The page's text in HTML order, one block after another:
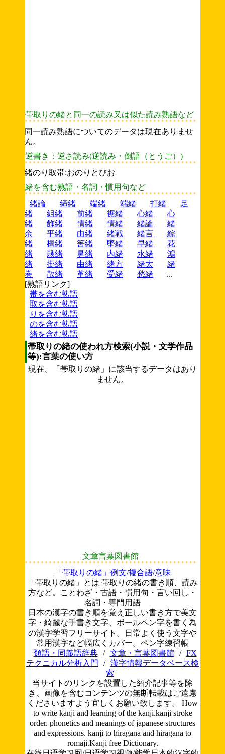
帯取りの緒と同一の読み又は似た読み熟語など
同一読み熟語についてのデータは現在ありませ
ん。
逆書き：逆さ読み(逆読み・倒語（とうご）)
緒のり取帯:おのりとびお
緒を含む熟語・名詞・慣用句など
緒論
締緒 端緒 端緒 打緒
足
緒
組緒 前緒 裾緒 心緒
心
緒
飾緒 情緒 情緒 緒論
緒
余
平緒 由緒 緒戦 緒言
綜
緒
楫緒 筈緒 墜緒 早緒
花
緒
懸緒 鼻緒 内緒 水緒
鴻
緒
掛緒 由緒 緒方 緒太
緒
巻
散緒 革緒 受緒 愁緒
...
[熟語リンク]
帯を含む熟語
取を含む熟語
りを含む熟語
のを含む熟語
緒を含む熟語
帯取りの緒の使われ方検索(小説・文学作品
等):言葉の使い方
現在、「帯取りの緒」に該当するデータはあり
ません。
文章言葉図書館
「帯取りの緒」例文/複合語/意味
「帯取りの緒」とは 帯取りの緒の書き順、読み
方など。ことわざ・古語・慣用句・言い回し・
名詞・専門用語
日本の漢字の書き順を覚え正しい書き方で美文
字・綺麗な手書き文字、ボールペン字を書く為
の漢字学習フリーサイト。日常よく使う文字や
常用漢字など幅広くカバー。ペン字練習帳
類語・同義語辞典
/ 文章・言葉図書館 /
FX
テクニカル分析入門
/ 漢字情報データベース検
索
当サイトのリンクを設置した紹介記事等を除
き、画像を含むコンテンツの無断転載はご遠慮
くださいますよう宜しくお願い致します。 How
to write kanji and learning of the kanji.kanji stroke
order. phonetics and meanings of japanese structures
and expressions. kanji to hiragana and hiragana to
romaji.Kanji free Dictionary.